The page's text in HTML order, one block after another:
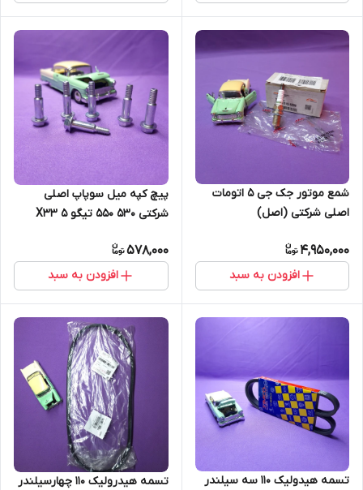
شمع موتور جک جی 5 اتومات
اصلی شرکتی (اصل)
4,950,000
افزودن به سبد
پیچ کپه میل سوپاپ اصلی
شرکتی 530 550 تیگو 5 X33
578,000
افزودن به سبد
تسمه هیدولیک 110 سه سیلندر
تسمه هیدرولیک 110 چهارسیلندر